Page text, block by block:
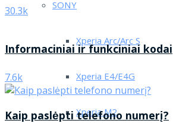
SONY
Xperia Arc/Arc S
Xperia E4/E4G
Xperia M2
30.3k
Informaciniai ir funkciniai kodai
7.6k
Kaip paslėpti telefono numerį?